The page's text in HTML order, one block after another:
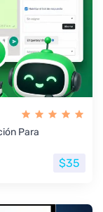
Para
$35